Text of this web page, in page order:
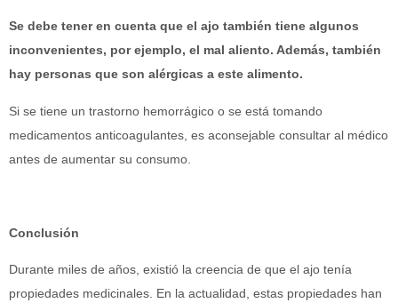
Se debe tener en cuenta que el ajo también tiene algunos
inconvenientes, por ejemplo, el mal aliento. Además, también
hay personas que son alérgicas a este alimento.
Si se tiene un trastorno hemorrágico o se está tomando
medicamentos anticoagulantes, es aconsejable consultar al médico
antes de aumentar su consumo.
Conclusión
Durante miles de años, existió la creencia de que el ajo tenía
propiedades medicinales. En la actualidad, estas propiedades han